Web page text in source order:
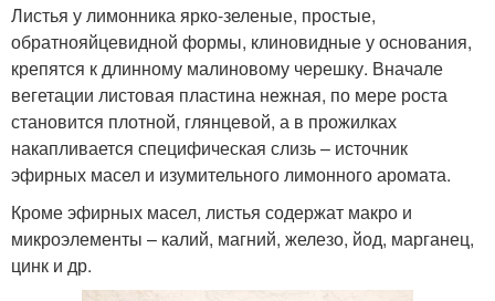
Листья у лимонника ярко-зеленые, простые,
обратнояйцевидной формы, клиновидные у основания,
крепятся к длинному малиновому черешку. Вначале
вегетации листовая пластина нежная, по мере роста
становится плотной, глянцевой, а в прожилках
накапливается специфическая слизь – источник
эфирных масел и изумительного лимонного аромата.
Кроме эфирных масел, листья содержат макро и
микроэлементы – калий, магний, железо, йод, марганец,
цинк и др.